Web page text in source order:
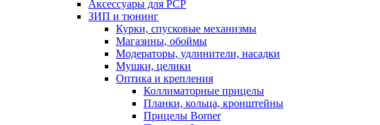
Аксессуары для PCP
ЗИП и тюнинг
Курки, спусковые механизмы
Магазины, обоймы
Модераторы, удлинители, насадки
Мушки, целики
Оптика и крепления
Коллиматорные прицелы
Планки, кольца, кронштейны
Прицелы Borner